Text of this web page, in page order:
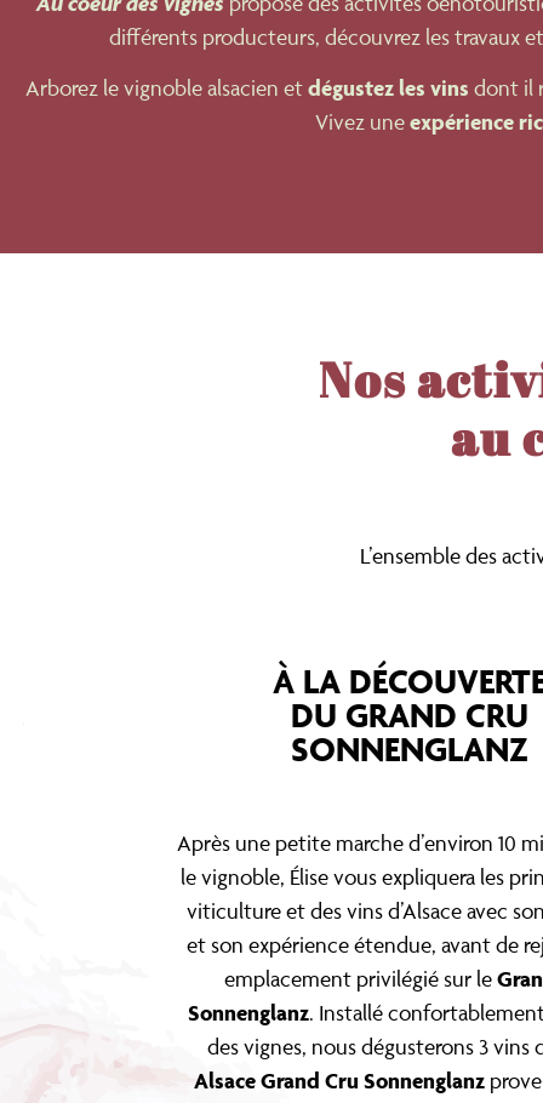
différents producteurs, découvrez les travaux
Arborez le vignoble alsacien etdégustez les vins dont il
Vivez uneexpérience
Nos
au
L’ensemble des
À LA
DU GRAND CRU
SONNENGLANZ
Après une petite marche d’environ 10
le vignoble, Élise vous expliquera les
viticulture et des vins d’Alsace avec
et son expérience étendue, avant de
emplacement privilégié sur le
Sonnenglanz. Installé
des vignes, nous dégusterons 3 vins
Alsace Grand Cru Sonnenglanz